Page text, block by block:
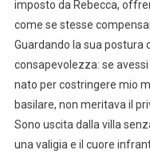
imposto da Rebecca,
come se stesse
Guardando la sua postura
consapevolezza: se
nato per costringere mio
basilare, non meritava il
Sono uscita dalla villa
una valigia e il cuore